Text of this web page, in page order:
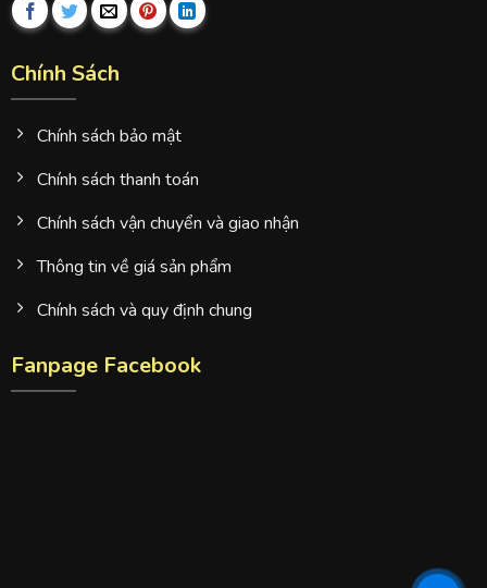
Chính Sách
Chính sách bảo mật
Chính sách thanh toán
Chính sách vận chuyển và giao nhận
Thông tin về giá sản phẩm
Chính sách và quy định chung
Fanpage Facebook